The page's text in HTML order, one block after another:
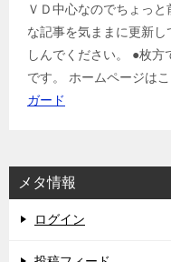
ＶＤ中心なのでちょっ
な記事を気ままに更新
しんでください。 ●枚
です。 ホームページは
ガード
メタ情報
ログイン